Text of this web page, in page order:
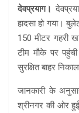
देवप्रयाग।
हादसा हो गया।
150 मीटर गहरी
टीम मौके पर
सुरक्षित बाहर
जानकारी के
श्रीनगर की ओर